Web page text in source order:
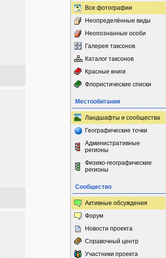
Все фотографии
Неопределённые виды
Неопознанные особи
Галерея таксонов
Каталог таксонов
Красные книги
Флористические списки
Местообитания
Ландшафты и сообщества
Географические точки
Административные
регионы
Физико-географические
регионы
Сообщество
Активные обсуждения
Форум
Новости проекта
Справочный центр
Участники проекта